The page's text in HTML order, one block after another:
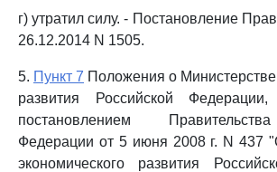
г) утратил силу. - Постановление
26.12.2014 N 1505.
5. Пункт 7 Положения о Министерстве
развития Российской Федерации,
постановлением
Федерации от 5 июня 2008 г. N 437
экономического развития